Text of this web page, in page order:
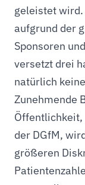
geleistet
aufgrund der
Sponsoren
versetzt drei
natürlich
Zunehmende
Öffentlichkeit,
der DGfM,
größeren